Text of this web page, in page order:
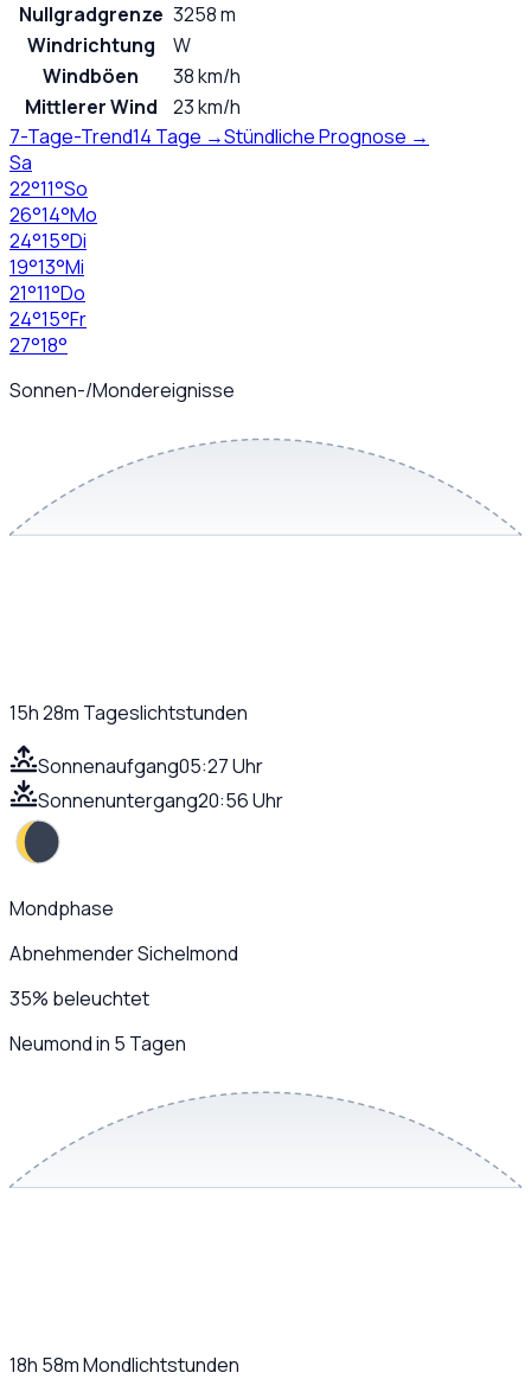
Nullgradgrenze 3258 m
Windrichtung
W
Windböen
38 km/h
Mittlerer Wind
23 km/h
7-Tage-Trend14 Tage →Stündliche Prognose →
Sa
22°11°So
26°14°Mo
24°15°Di
19°13°Mi
21°11°Do
24°15°Fr
27°18°
Sonnen-/Mondereignisse
15h 28m Tageslichtstunden
Sonnenaufgang05:27 Uhr
Sonnenuntergang20:56 Uhr
Mondphase
Abnehmender Sichelmond
35% beleuchtet
Neumond in 5 Tagen
18h 58mMondlichtstunden